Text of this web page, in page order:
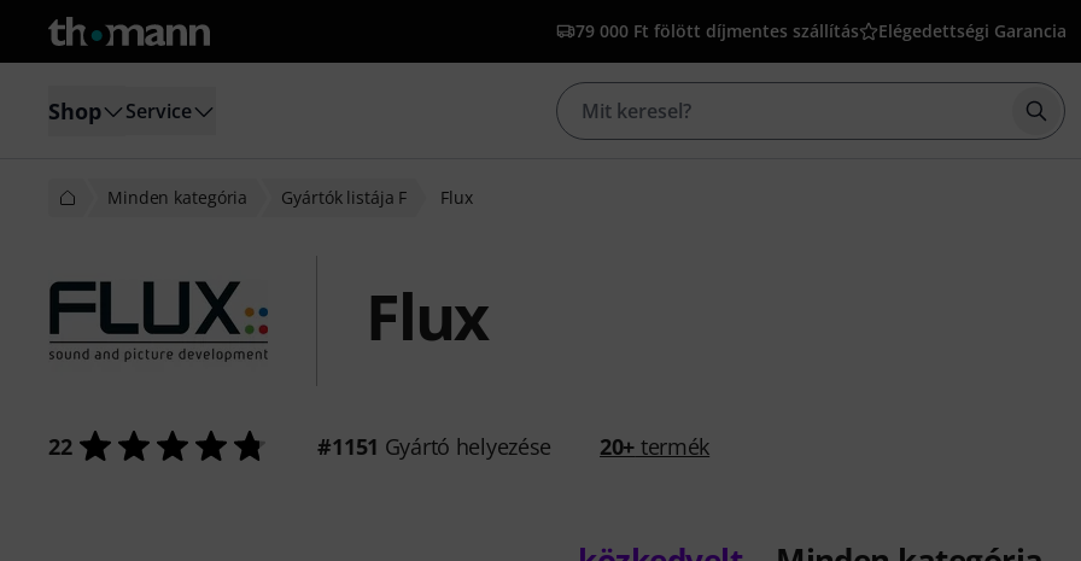
79 000 Ft fölött díjmentes szállítás Elégedettségi Garancia
Shop Service
Minden kategória Gyártók listája F Flux
Flux
22 #1151 Gyártó helyezése 20+ termék